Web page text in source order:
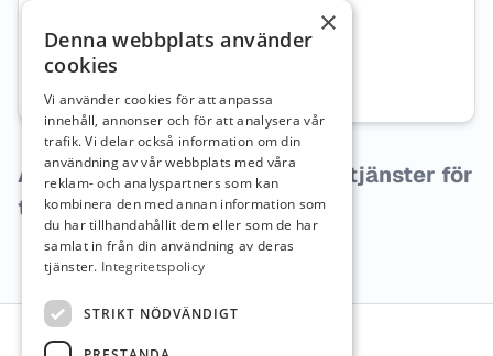
2321000206
Webbplats
Arbetsgivaren har inga lediga tjänster för
tillfället.
Sidfot
×
Denna webbplats använder
cookies
Vi använder cookies för att anpassa
innehåll, annonser och för att analysera vår
trafik. Vi delar också information om din
användning av vår webbplats med våra
reklam- och analyspartners som kan
kombinera den med annan information som
du har tillhandahållit dem eller som de har
samlat in från din användning av deras
tjänster. Integritetspolicy
STRIKT NÖDVÄNDIGT